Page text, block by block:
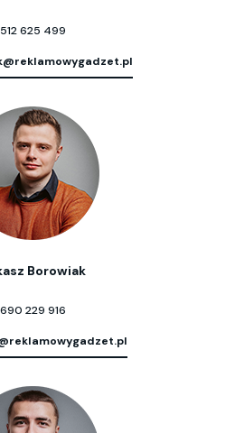
512 625 499
Borowiak
690 229 916